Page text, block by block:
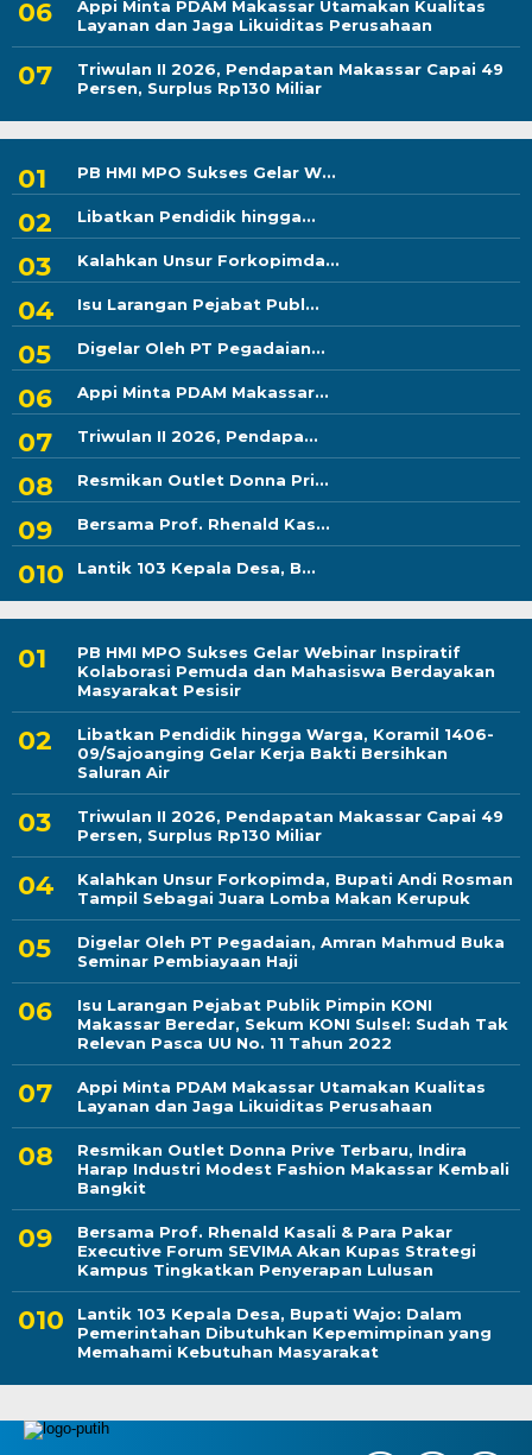
Appi Minta PDAM Makassar Utamakan Kualitas
Layanan dan Jaga Likuiditas Perusahaan
Triwulan II 2026, Pendapatan Makassar Capai 49
Persen, Surplus Rp130 Miliar
PB HMI MPO Sukses Gelar W...
Libatkan Pendidik hingga...
Kalahkan Unsur Forkopimda...
Isu Larangan Pejabat Publ...
Digelar Oleh PT Pegadaian...
Appi Minta PDAM Makassar...
Triwulan II 2026, Pendapa...
Resmikan Outlet Donna Pri...
Bersama Prof. Rhenald Kas...
Lantik 103 Kepala Desa, B...
PB HMI MPO Sukses Gelar Webinar Inspiratif
Kolaborasi Pemuda dan Mahasiswa Berdayakan
Masyarakat Pesisir
Libatkan Pendidik hingga Warga, Koramil 1406-
09/Sajoanging Gelar Kerja Bakti Bersihkan
Saluran Air
Triwulan II 2026, Pendapatan Makassar Capai 49
Persen, Surplus Rp130 Miliar
Kalahkan Unsur Forkopimda, Bupati Andi Rosman
Tampil Sebagai Juara Lomba Makan Kerupuk
Digelar Oleh PT Pegadaian, Amran Mahmud Buka
Seminar Pembiayaan Haji
Isu Larangan Pejabat Publik Pimpin KONI
Makassar Beredar, Sekum KONI Sulsel: Sudah Tak
Relevan Pasca UU No. 11 Tahun 2022
Appi Minta PDAM Makassar Utamakan Kualitas
Layanan dan Jaga Likuiditas Perusahaan
Resmikan Outlet Donna Prive Terbaru, Indira
Harap Industri Modest Fashion Makassar Kembali
Bangkit
Bersama Prof. Rhenald Kasali & Para Pakar
Executive Forum SEVIMA Akan Kupas Strategi
Kampus Tingkatkan Penyerapan Lulusan
Lantik 103 Kepala Desa, Bupati Wajo: Dalam
Pemerintahan Dibutuhkan Kepemimpinan yang
Memahami Kebutuhan Masyarakat